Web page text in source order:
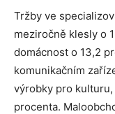
Tržby ve
meziročně klesly o
domácnost o 13,2
komunikačním
výrobky pro
procenta.